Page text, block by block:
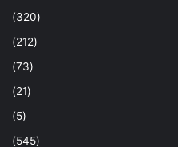
(320)
(212)
(73)
(21)
(5)
(545)